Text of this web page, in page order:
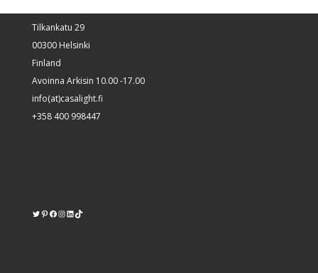
Tilkankatu 29
00300 Helsinki
Finland
Avoinna Arkisin 10.00 -17.00
info(at)casalight.fi
+358 400 998447
Twitter
Pinterest
https://www.facebook.com/kodinvalaisin/
Instagram
LinkedIn
TikTok